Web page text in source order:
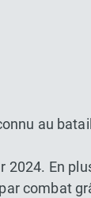
au
2024. En
combat